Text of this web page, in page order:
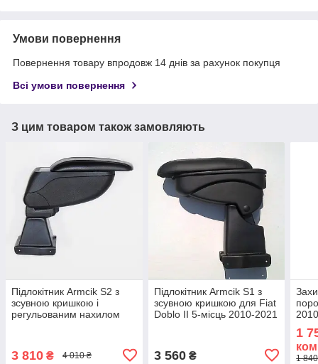
Умови повернення
Повернення товару впродовж 14 днів за рахунок покупця
Всі умови повернення
З цим товаром також замовляють
Підлокітник Armcik S2 з
зсувною кришкою і
регульованим нахилом
3 810 ₴ 4 010 ₴
Підлокітник Armcik S1 з
зсувною кришкою для Fiat
Doblo II 5-місць 2010-2021
3 560₴
1
1